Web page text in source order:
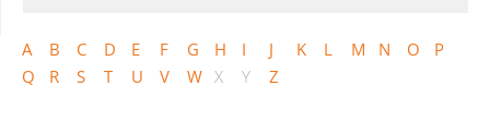
A B C D E F G H I J K L M N O
P
Q
R S T U V W X Y Z